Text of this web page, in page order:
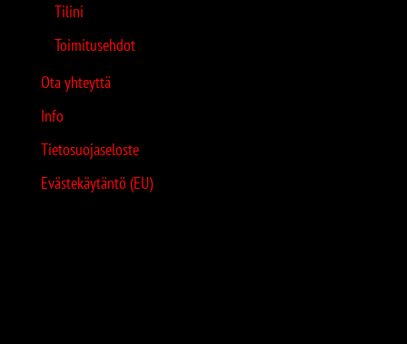
Tilini
Toimitusehdot
Ota yhteyttä
Info
Tietosuojaseloste
Evästekäytäntö (EU)